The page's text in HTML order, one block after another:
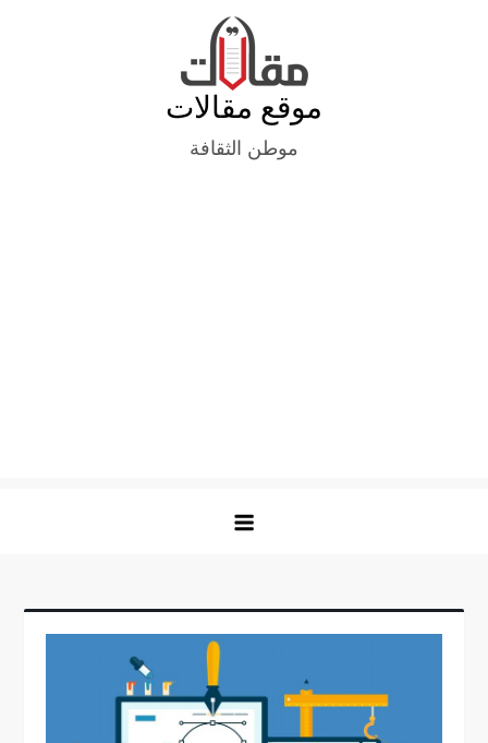
موقع مقالات
موطن الثقافة